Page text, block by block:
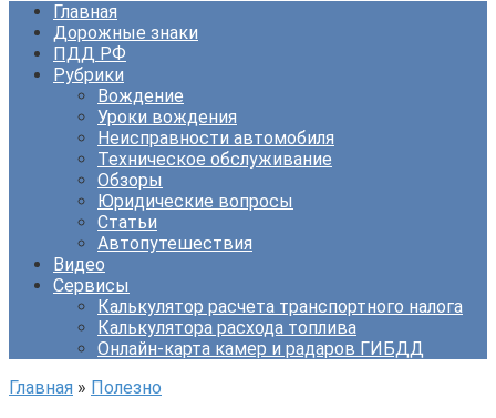
Главная
Дорожные знаки
ПДД РФ
Рубрики
Вождение
Уроки вождения
Неисправности автомобиля
Техническое обслуживание
Обзоры
Юридические вопросы
Статьи
Автопутешествия
Видео
Сервисы
Калькулятор расчета транспортного налога
Калькулятора расхода топлива
Онлайн-карта камер и радаров ГИБДД
Главная » Полезно